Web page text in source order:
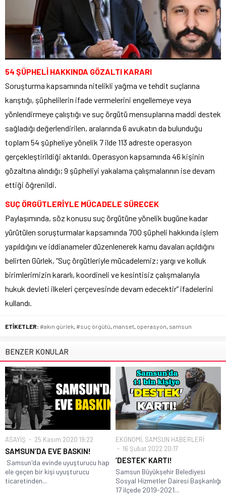
54 ŞÜPHELİ HAKKINDA GÖZALTI KARARI
Soruşturma kapsamında nitelikli yağma ve tehdit suçlarına
karıştığı, şüphelilerin ifade vermelerini engellemeye veya
yönlendirmeye çalıştığı ve suç örgütü mensuplarına maddi destek
sağladığı değerlendirilen, aralarında 6 avukatın da bulunduğu
toplam 54 şüpheliye yönelik 7 ilde 113 adreste operasyon
gerçekleştirildiği aktarıldı. Operasyon kapsamında 46 kişinin
gözaltına alındığı; 9 şüpheliyi yakalama çalışmalarının ise devam
ettiği öğrenildi.
SUÇ ÖRGÜTLERİYLE MÜCADELE SÜRECEK
Paylaşımında, söz konusu suç örgütüne yönelik bugüne kadar
yürütülen soruşturmalar kapsamında 700 şüpheli hakkında işlem
yapıldığını ve iddianameler düzenlenerek kamu davaları açıldığını
belirten Gürlek, “Suç örgütleriyle mücadelemiz; yargı ve kolluk
birimlerimizin kararlı, koordineli ve kesintisiz çalışmalarıyla
hukuk devleti ilkeleri çerçevesinde devam edecektir” ifadelerini
kullandı.
ETİKETLER: #akın gürlek, #suç örgütü, manset, operasyon, samsun
BENZER KONULAR
ASAYİŞ 25 Kasım 2020 19:22
SAMSUN’DA EVE BASKIN!
Samsun'da evinde uyuşturucu hap
ele geçen bir kişi uyuşturucu
ticaretinden...
EKONOMİ, SAMSUN HABERLERİ
16 Şubat 2022 20:17
‘DESTEK’ KARTI!
Samsun Büyükşehir Belediyesi
Sosyal Hizmetler Dairesi Başkanlığı
17 ilçede 2019-2021...